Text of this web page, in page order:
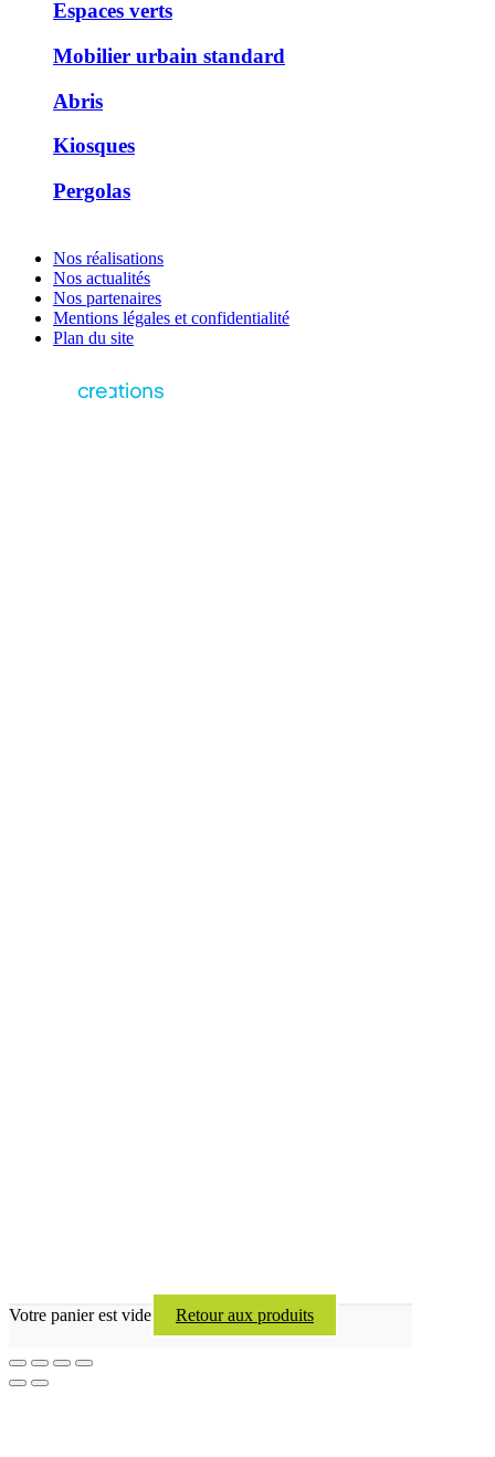
Espaces verts
Mobilier urbain standard
Abris
Kiosques
Pergolas
Nos réalisations
Nos actualités
Nos partenaires
Mentions légales et confidentialité
Plan du site
Votre panier est vide Retour aux produits